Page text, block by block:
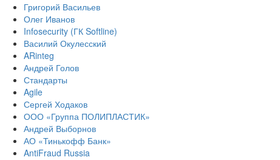
Григорий Васильев
Олег Иванов
Infosecurity (ГК Softline)
Василий Окулесский
ARinteg
Андрей Голов
Стандарты
Agile
Сергей Ходаков
ООО «Группа ПОЛИПЛАСТИК»
Андрей Выборнов
АО «Тинькофф Банк»
AntiFraud Russia